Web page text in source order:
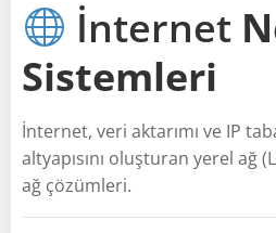
İnternet
Sistemleri
İnternet, veri aktarımı ve IP
altyapısını oluşturan yerel ağ
ağ çözümleri.